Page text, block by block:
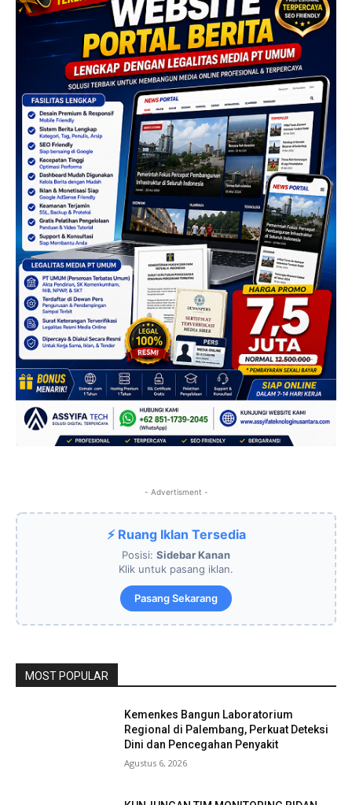
- Advertisment -
⚡ Ruang Iklan Tersedia
Posisi: Sidebar Kanan
Klik untuk pasang iklan.
Pasang Sekarang
MOST POPULAR
Kemenkes Bangun Laboratorium
Regional di Palembang, Perkuat Deteksi
Dini dan Pencegahan Penyakit
Agustus 6, 2026